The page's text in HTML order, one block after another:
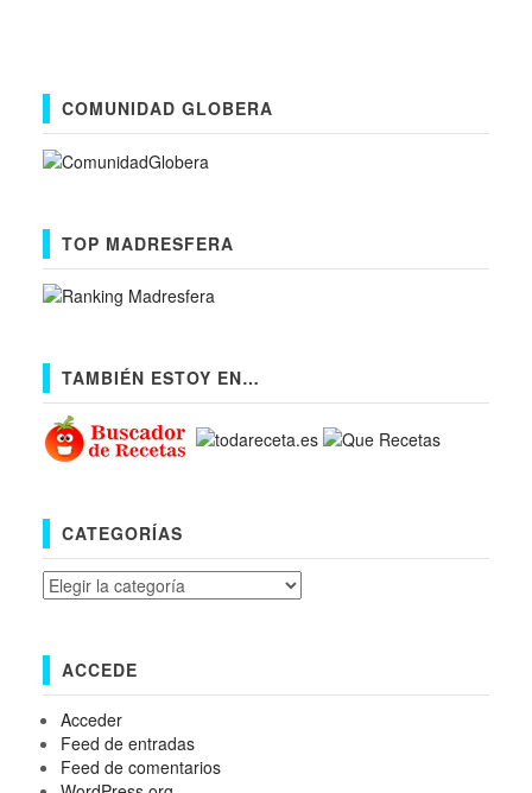
COMUNIDAD GLOBERA
TOP MADRESFERA
TAMBIÉN ESTOY EN…
CATEGORÍAS
Categorías
ACCEDE
Acceder
Feed de entradas
Feed de comentarios